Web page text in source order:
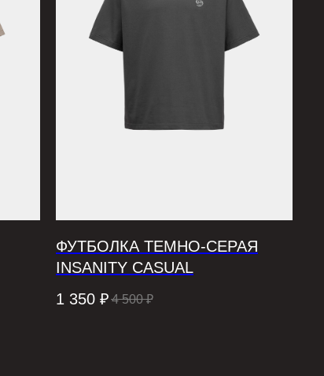
ФУТБОЛКА ТЕМНО-СЕРАЯ
INSANITY CASUAL
1 350 ₽ 4 500 ₽